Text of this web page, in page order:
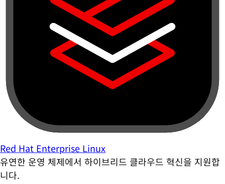
Red Hat Enterprise Linux
유연한 운영 체제에서 하이브리드 클라우드 혁신을 지원합
니다.